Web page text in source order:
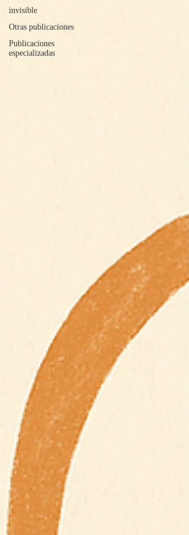
invisible
Otras publicaciones
Publicaciones
especializadas